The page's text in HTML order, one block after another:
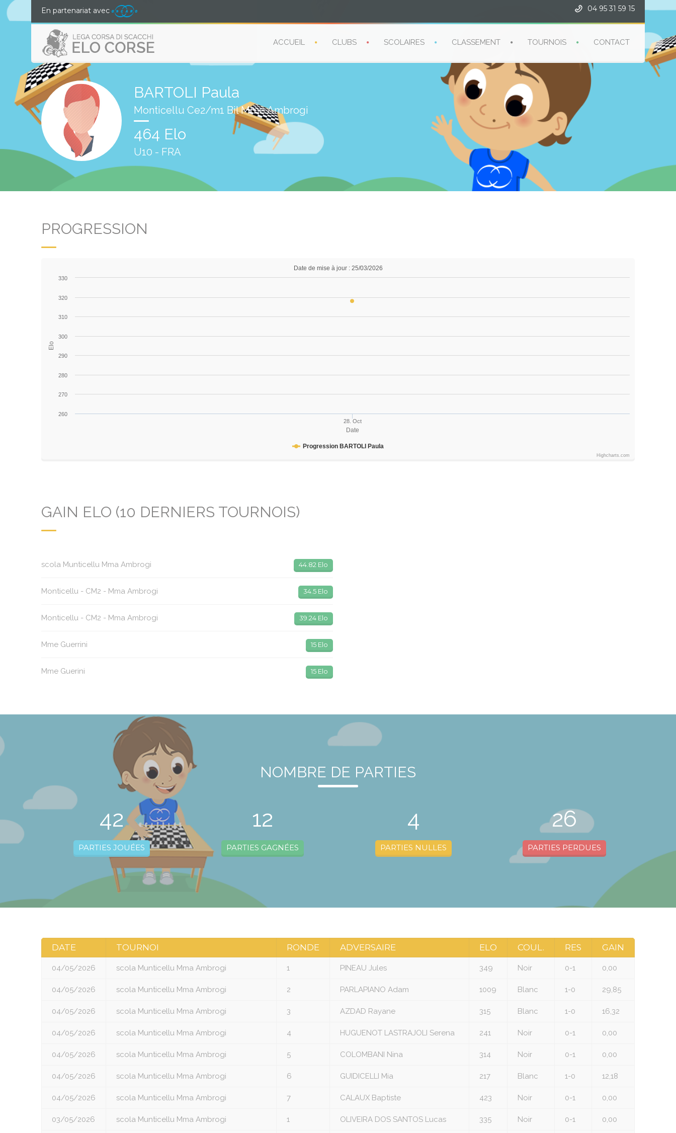
En partenariat avec 04 95 31 59 15
ACCUEIL CLUBS SCOLAIRES CLASSEMENT TOURNOIS CONTACT
BARTOLI Paula
Monticellu Ce2/m1 Bil Mme Ambrogi
464 Elo
U10 - FRA
PROGRESSION
Date
Elo
Date de mise à jour : 25/03/2026
Progression BARTOLI Paula
28. Oct
260
270
280
290
300
310
320
330
Highcharts.com
GAIN ELO (10 DERNIERS TOURNOIS)
scola Munticellu Mma Ambrogi 44.82 Elo
Monticellu - CM2 - Mma Ambrogi 34.5 Elo
Monticellu - CM2 - Mma Ambrogi 39.24 Elo
Mme Guerrini 15 Elo
Mme Guerini 15 Elo
NOMBRE DE PARTIES
42
PARTIES JOUÉES
12
PARTIES GAGNÉES
4
PARTIES NULLES
26
PARTIES PERDUES
DATE TOURNOI RONDE ADVERSAIRE ELO COUL. RES GAIN
04/05/2026 scola Munticellu Mma Ambrogi 1 PINEAU Jules 349 Noir 0-1 0,00
04/05/2026 scola Munticellu Mma Ambrogi 2 PARLAPIANO Adam 1009 Blanc 1-0 29,85
04/05/2026 scola Munticellu Mma Ambrogi 3 AZDAD Rayane 315 Blanc 1-0 16,32
04/05/2026 scola Munticellu Mma Ambrogi 4 HUGUENOT LASTRAJOLI Serena 241 Noir 0-1 0,00
04/05/2026 scola Munticellu Mma Ambrogi 5 COLOMBANI Nina 314 Noir 0-1 0,00
04/05/2026 scola Munticellu Mma Ambrogi 6 GUIDICELLI Mia 217 Blanc 1-0 12,18
04/05/2026 scola Munticellu Mma Ambrogi 7 CALAUX Baptiste 423 Noir 0-1 0,00
03/05/2026 scola Munticellu Mma Ambrogi 1 OLIVEIRA DOS SANTOS Lucas 335 Noir 0-1 0,00